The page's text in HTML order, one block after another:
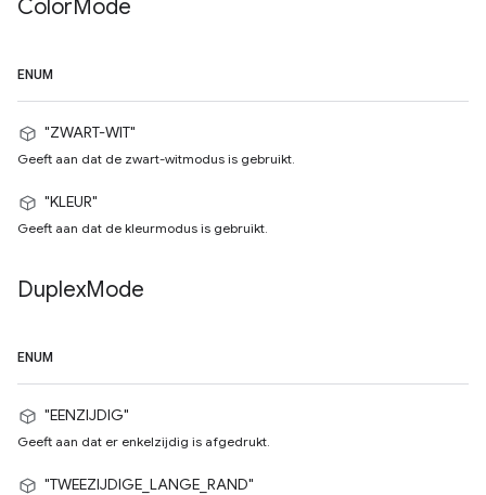
ColorMode
ENUM
"ZWART-WIT"
Geeft aan dat de zwart-witmodus is gebruikt.
"KLEUR"
Geeft aan dat de kleurmodus is gebruikt.
DuplexMode
ENUM
"EENZIJDIG"
Geeft aan dat er enkelzijdig is afgedrukt.
"TWEEZIJDIGE_LANGE_RAND"